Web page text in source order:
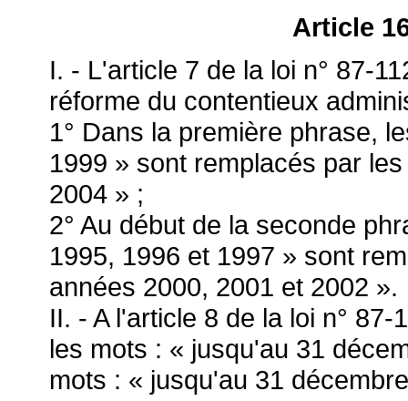
Article
I. - L'article 7 de la loi n° 87-
réforme du contentieux
1° Dans la première phrase,
1999 » sont remplacés par
2004 » ;
2° Au début de la seconde
1995, 1996 et 1997 » sont
années 2000, 2001 et 2002 ».
II. - A l'article 8 de la loi n°
les mots : « jusqu'au 31
mots : « jusqu'au 31